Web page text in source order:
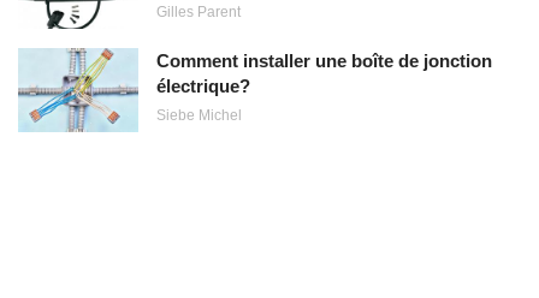
Gilles Parent
Comment installer une boîte de jonction
électrique?
Siebe Michel